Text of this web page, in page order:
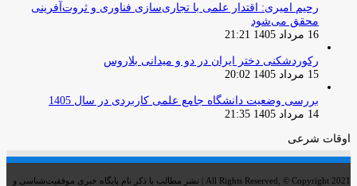
رحیم امیری: اقتدار علمی با تجاری‌سازی فناوری و ثروت‌آفرینی
محقق می‌شود
16 مرداد 1405 21:21
رکوردشکنی دختر ایران در دو و میدانی بلاروس
15 مرداد 1405 20:02
بررسی وضعیت دانشگاه جامع علمی کاربردی در سال 1405
14 مرداد 1405 21:35
اوقات شرعی
All Rights Reserved, © Copyright 2021 | نشر مطالب با ذکر نام پایگاه خبری موفقیت‌شناسی و